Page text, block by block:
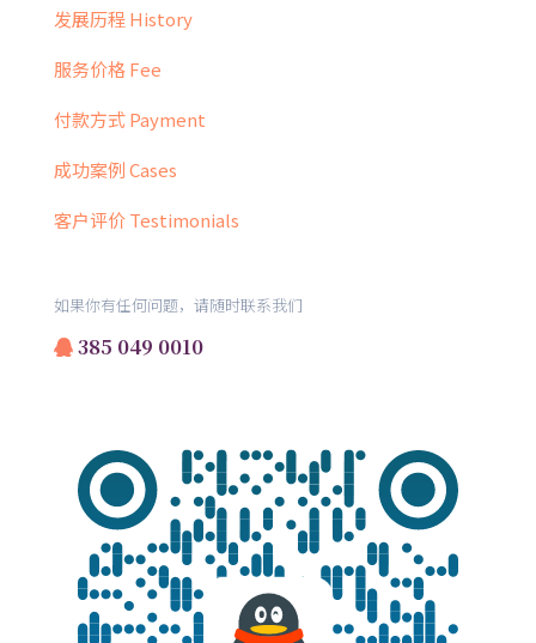
发展历程 History
服务价格 Fee
付款方式 Payment
成功案例 Cases
客户评价 Testimonials
如果你有任何问题，请随时联系我们
385 049 0010